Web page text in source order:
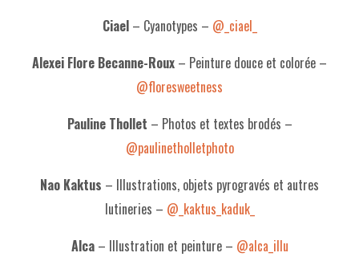
Ciael– Cyanotypes – @_ciael_
Alexei Flore Becanne-Roux – Peinture douce et colorée –
@floresweetness
Pauline Thollet – Photos et textes brodés –
@paulinetholletphoto
Nao Kaktus – Illustrations, objets pyrogravés et autres
lutineries – @_kaktus_kaduk_
Alca– Illustration et peinture – @alca_illu